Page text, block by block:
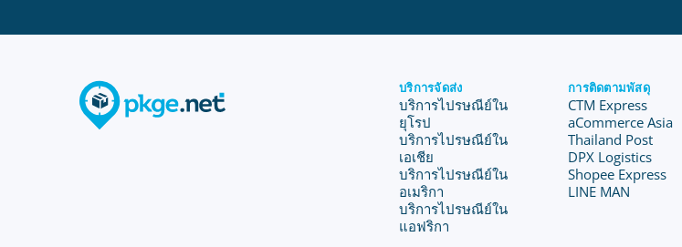
บริการจัดส่ง
บริการไปรษณีย์ใน
ยุโรป
บริการไปรษณีย์ใน
เอเชีย
บริการไปรษณีย์ใน
อเมริกา
บริการไปรษณีย์ใน
แอฟริกา
การติดตามพัสดุ
CTM Express
aCommerce Asia
Thailand Post
DPX Logistics
Shopee Express
LINE MAN